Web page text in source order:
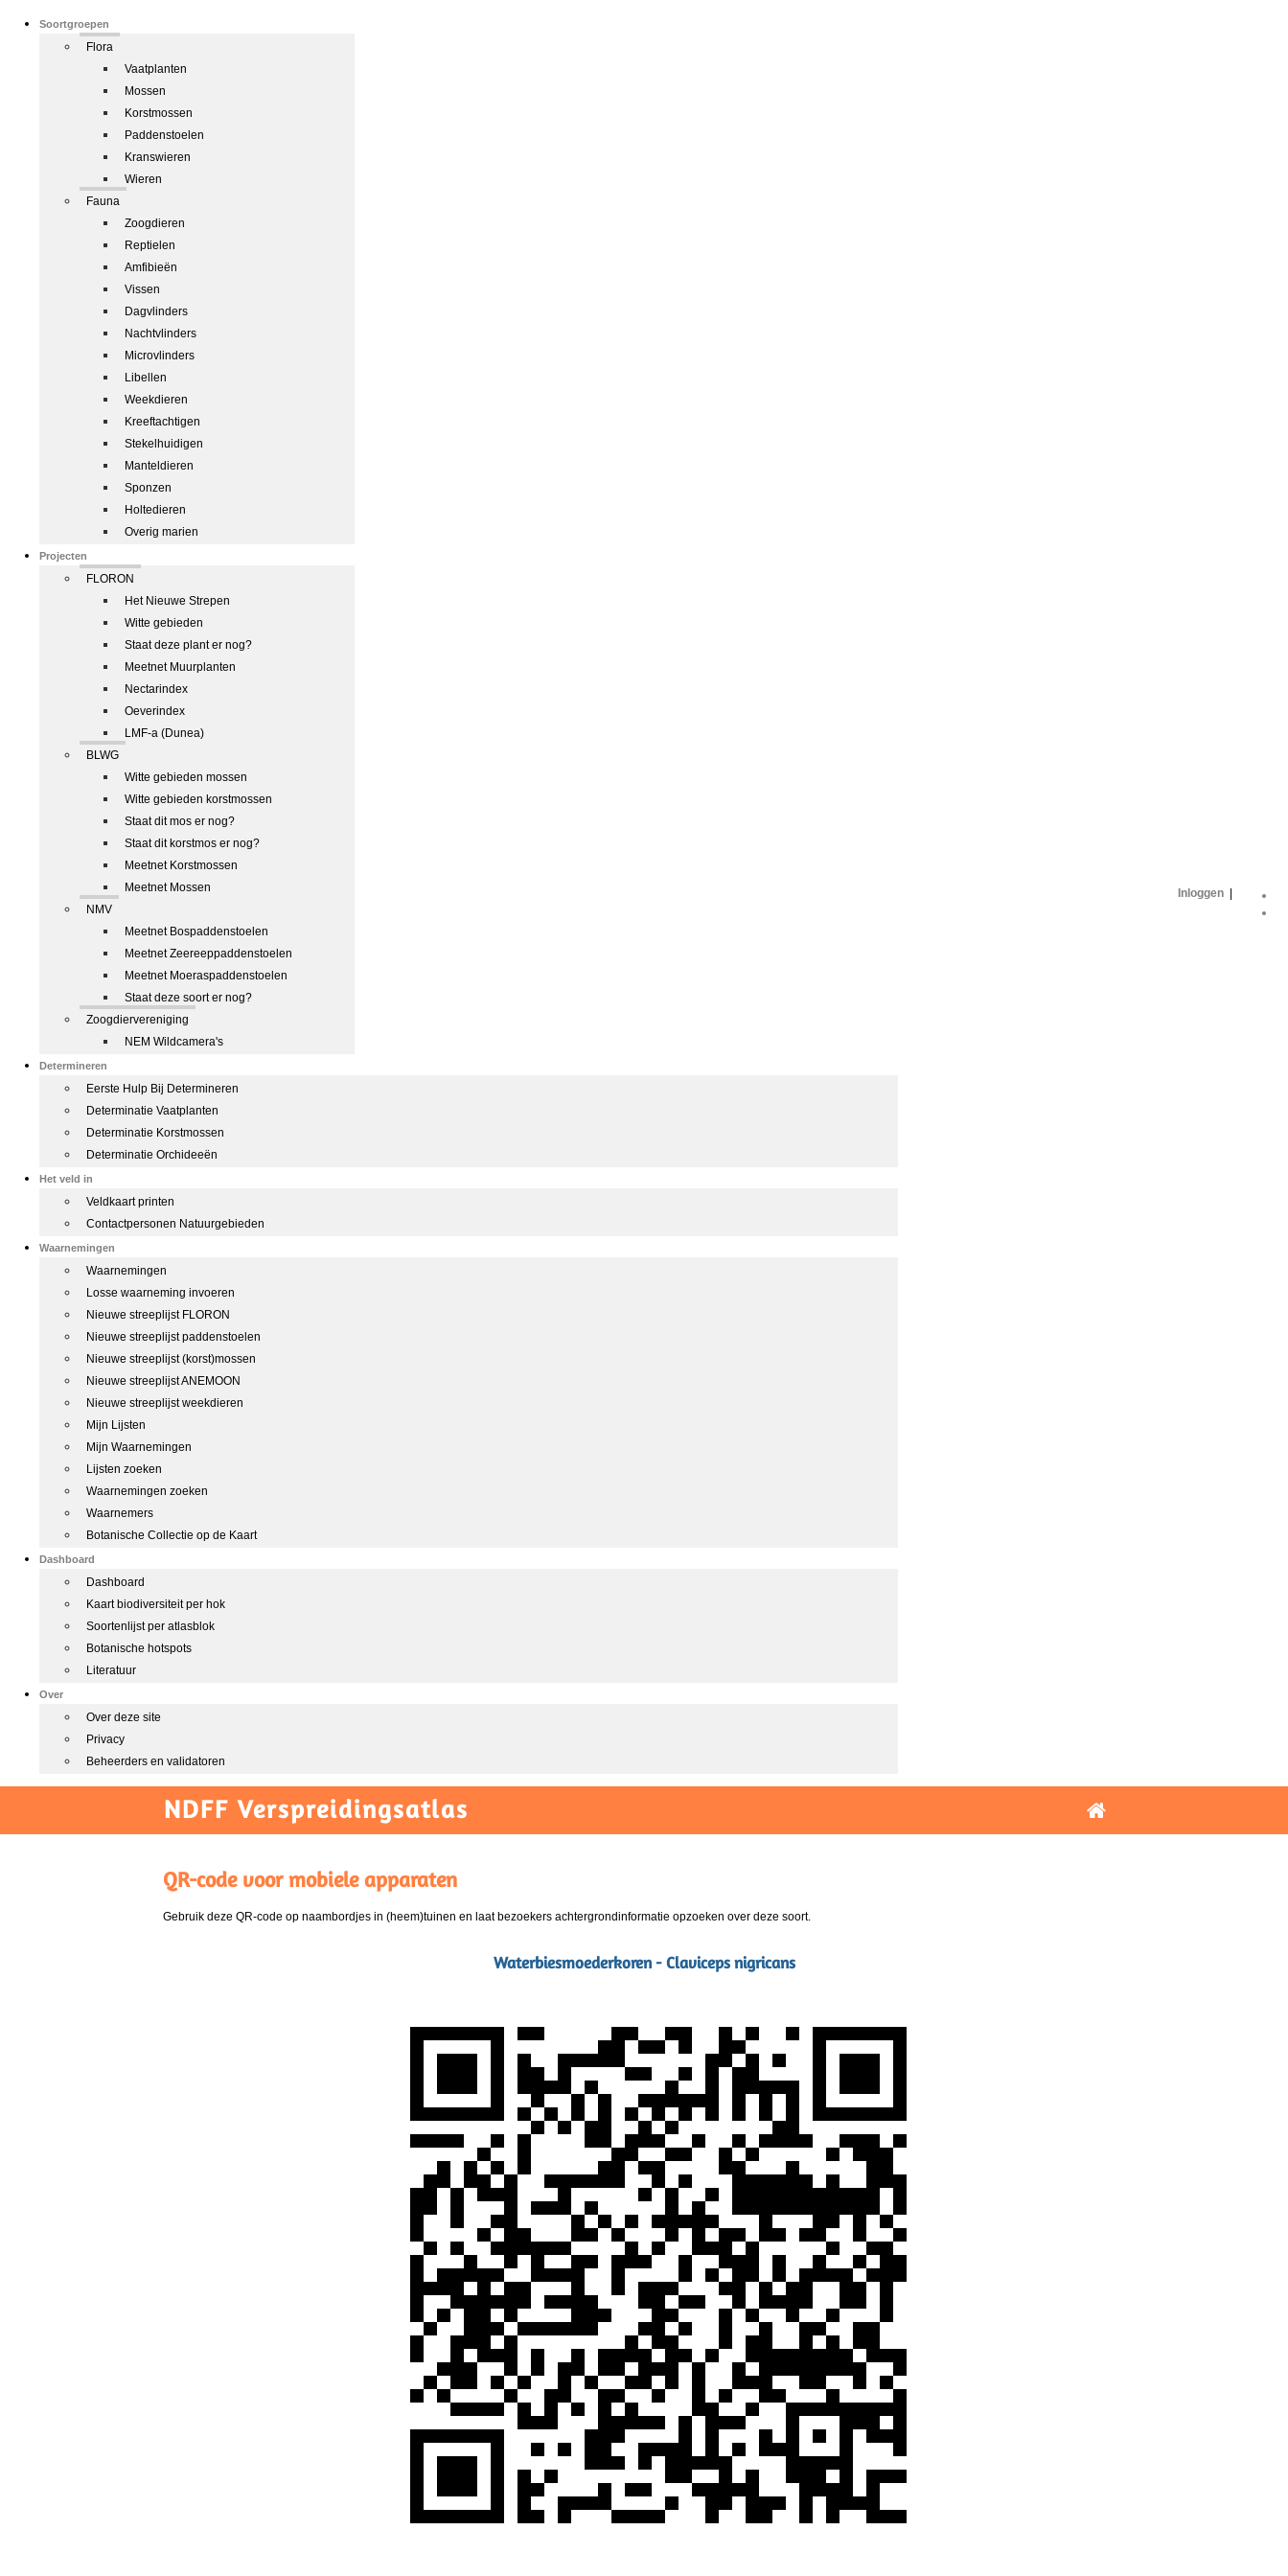
Soortgroepen
Flora
Vaatplanten
Mossen
Korstmossen
Paddenstoelen
Kranswieren
Wieren
Fauna
Zoogdieren
Reptielen
Amfibieën
Vissen
Dagvlinders
Nachtvlinders
Microvlinders
Libellen
Weekdieren
Kreeftachtigen
Stekelhuidigen
Manteldieren
Sponzen
Holtedieren
Overig marien
Projecten
FLORON
Het Nieuwe Strepen
Witte gebieden
Staat deze plant er nog?
Meetnet Muurplanten
Nectarindex
Oeverindex
LMF-a (Dunea)
BLWG
Witte gebieden mossen
Witte gebieden korstmossen
Staat dit mos er nog?
Staat dit korstmos er nog?
Meetnet Korstmossen
Meetnet Mossen
NMV
Meetnet Bospaddenstoelen
Meetnet Zeereeppaddenstoelen
Meetnet Moeraspaddenstoelen
Staat deze soort er nog?
Zoogdiervereniging
NEM Wildcamera's
Determineren
Eerste Hulp Bij Determineren
Determinatie Vaatplanten
Determinatie Korstmossen
Determinatie Orchideeën
Het veld in
Veldkaart printen
Contactpersonen Natuurgebieden
Waarnemingen
Waarnemingen
Losse waarneming invoeren
Nieuwe streeplijst FLORON
Nieuwe streeplijst paddenstoelen
Nieuwe streeplijst (korst)mossen
Nieuwe streeplijst ANEMOON
Nieuwe streeplijst weekdieren
Mijn Lijsten
Mijn Waarnemingen
Lijsten zoeken
Waarnemingen zoeken
Waarnemers
Botanische Collectie op de Kaart
Dashboard
Dashboard
Kaart biodiversiteit per hok
Soortenlijst per atlasblok
Botanische hotspots
Literatuur
Over
Over deze site
Privacy
Beheerders en validatoren
Inloggen
NDFF Verspreidingsatlas
QR-code voor mobiele apparaten
Gebruik deze QR-code op naambordjes in (heem)tuinen en laat bezoekers achtergrondinformatie opzoeken over deze soort.
Waterbiesmoederkoren - Claviceps nigricans